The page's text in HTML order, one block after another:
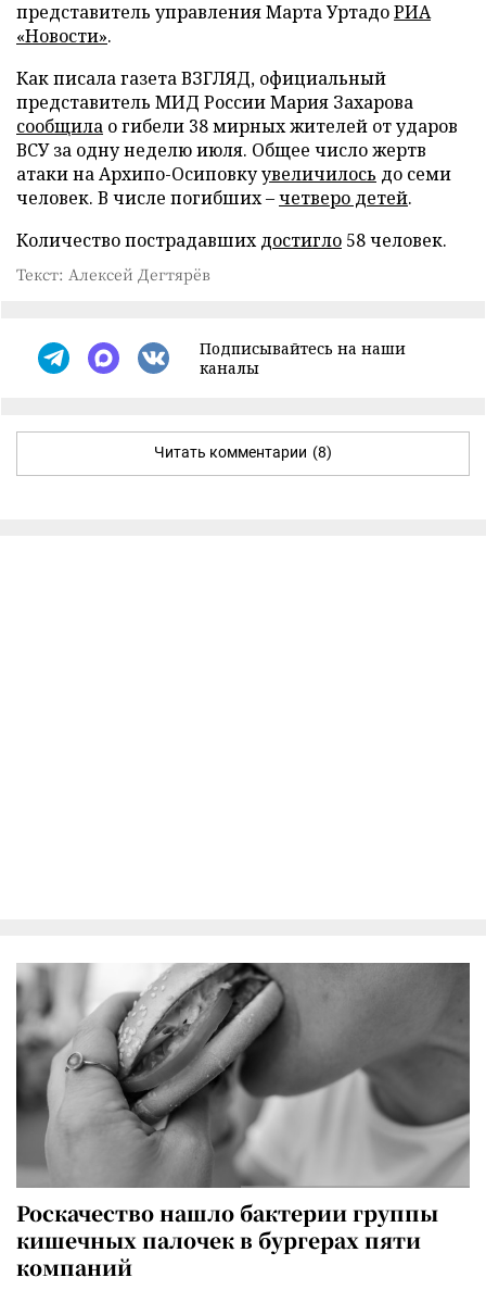
представитель управления Марта УртадоРИА
«Новости».
Как писала газета ВЗГЛЯД, официальный
представитель МИД России Мария Захарова
сообщила о гибели 38 мирных жителей от ударов
ВСУ за одну неделю июля. Общее число жертв
атаки на Архипо-Осиповкуувеличилось до семи
человек. В числе погибших –четверо детей.
Количество пострадавшихдостигло 58 человек.
Текст: Алексей Дегтярёв
Подписывайтесь на наши
каналы
Читать комментарии (8)
Роскачество нашло бактерии группы
кишечных палочек в бургерах пяти
компаний